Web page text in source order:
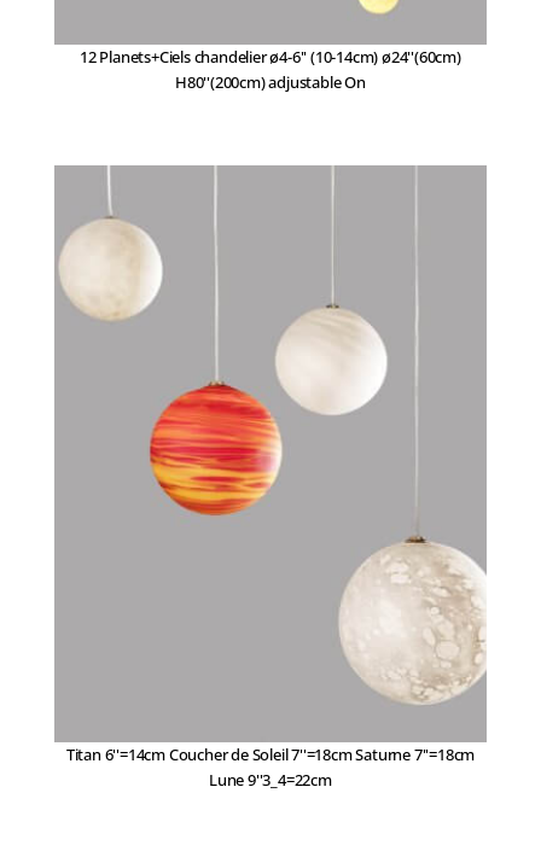
12 Planets+Ciels chandelier ø4-6'' (10-14cm) ø24''(60cm)
H80''(200cm) adjustable On
Titan 6''=14cm Coucher de Soleil 7''=18cm Saturne 7''=18cm
Lune 9''3_4=22cm